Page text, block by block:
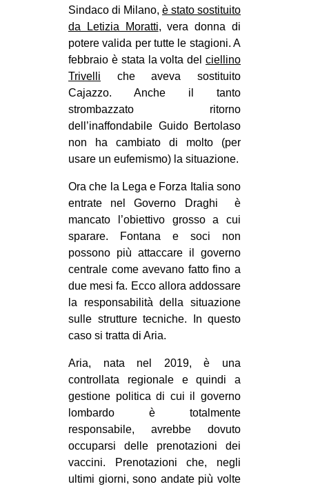
bsky
ms
SEARCH
Sindaco di Milano, è stato sostituito
da Letizia Moratti, vera donna di
potere valida per tutte le stagioni. A
febbraio è stata la volta del ciellino
Trivelli che aveva sostituito
Cajazzo. Anche il tanto
strombazzato ritorno
dell’inaffondabile Guido Bertolaso
non ha cambiato di molto (per
usare un eufemismo) la situazione.
Ora che la Lega e Forza Italia sono
entrate nel Governo Draghi è
mancato l’obiettivo grosso a cui
sparare. Fontana e soci non
possono più attaccare il governo
centrale come avevano fatto fino a
due mesi fa. Ecco allora addossare
la responsabilità della situazione
sulle strutture tecniche. In questo
caso si tratta di Aria.
Aria, nata nel 2019, è una
controllata regionale e quindi a
gestione politica di cui il governo
lombardo è totalmente
responsabile, avrebbe dovuto
occuparsi delle prenotazioni dei
vaccini. Prenotazioni che, negli
ultimi giorni, sono andate più volte